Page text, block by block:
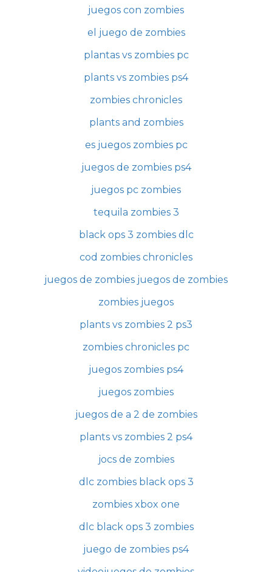
juegos con zombies
el juego de zombies
plantas vs zombies pc
plants vs zombies ps4
zombies chronicles
plants and zombies
es juegos zombies pc
juegos de zombies ps4
juegos pc zombies
tequila zombies 3
black ops 3 zombies dlc
cod zombies chronicles
juegos de zombies juegos de zombies
zombies juegos
plants vs zombies 2 ps3
zombies chronicles pc
juegos zombies ps4
juegos zombies
juegos de a 2 de zombies
plants vs zombies 2 ps4
jocs de zombies
dlc zombies black ops 3
zombies xbox one
dlc black ops 3 zombies
juego de zombies ps4